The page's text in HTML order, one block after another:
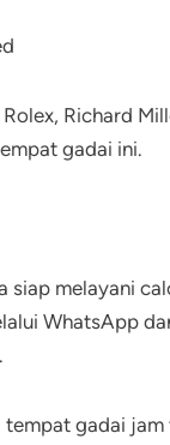
Richard
gadai ini.
melayani
WhatsApp
gadai